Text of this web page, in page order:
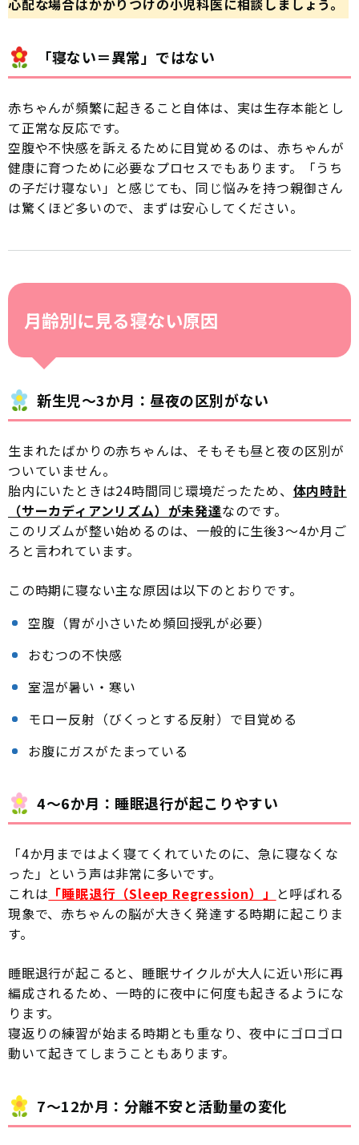
心配な場合はかかりつけの小児科医に相談しましょう。
「寝ない＝異常」ではない
赤ちゃんが頻繁に起きること自体は、実は生存本能とし
て正常な反応です。
空腹や不快感を訴えるために目覚めるのは、赤ちゃんが
健康に育つために必要なプロセスでもあります。「うち
の子だけ寝ない」と感じても、同じ悩みを持つ親御さん
は驚くほど多いので、まずは安心してください。
月齢別に見る寝ない原因
新生児〜3か月：昼夜の区別がない
生まれたばかりの赤ちゃんは、そもそも昼と夜の区別が
ついていません。
胎内にいたときは24時間同じ環境だったため、 体内時計
（サーカディアンリズム）が未発達なのです。
このリズムが整い始めるのは、一般的に生後3〜4か月ご
ろと言われています。
この時期に寝ない主な原因は以下のとおりです。
空腹（胃が小さいため頻回授乳が必要）
おむつの不快感
室温が暑い・寒い
モロー反射（びくっとする反射）で目覚める
お腹にガスがたまっている
4〜6か月：睡眠退行が起こりやすい
「4か月まではよく寝てくれていたのに、急に寝なくな
った」という声は非常に多いです。
これは 「睡眠退行（Sleep Regression）」 と呼ばれる
現象で、赤ちゃんの脳が大きく発達する時期に起こりま
す。
睡眠退行が起こると、睡眠サイクルが大人に近い形に再
編成されるため、一時的に夜中に何度も起きるようにな
ります。
寝返りの練習が始まる時期とも重なり、夜中にゴロゴロ
動いて起きてしまうこともあります。
7〜12か月：分離不安と活動量の変化